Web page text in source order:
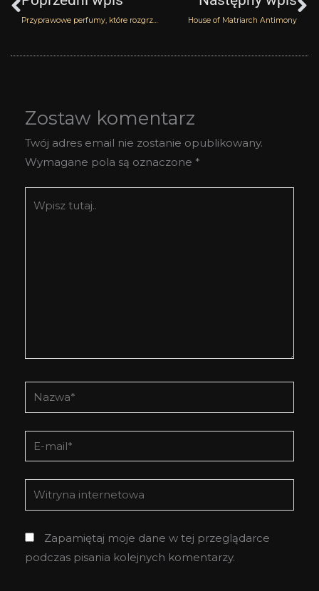
Przyprawowe perfumy, które rozgrzeją ciało i ducha House of Matriarch Antimony
Zostaw komentarz
Twój adres email nie zostanie opublikowany.
Wymagane pola są oznaczone *
tutaj..
Nazwa*
E-
mail*
Witryna
internetowa
Zapamiętaj moje dane w tej przeglądarce
podczas pisania kolejnych komentarzy.